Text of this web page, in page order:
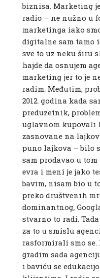
biznisa. Marketing
radio – ne nužno u
marketinga iako
digitalne sam tamo
sve to uz neku širu
hajde da osnujem
marketing jer to je
radim. Međutim,
2012. godina kada
preduzetnik,
uglavnom kupovali
zasnovane na
puno lajkova – bilo
sam prodavao u
evra i meni je jako
bavim, nisam bio u
preko društvenih
dominantnog,
stvarno to radi.
za to u smislu
rasformirali smo se.
gradim sada
i baviću se